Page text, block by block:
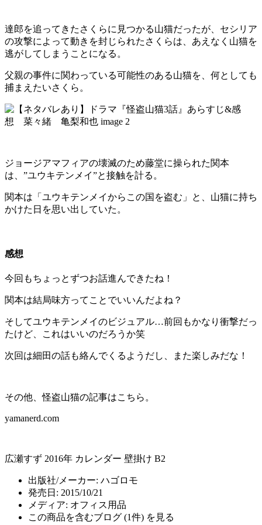
達郎を追ってきたさくらに見つかる山猫だったが、セシリア
の攻撃によって動きを封じられたさくらは、あえなく山猫を
逃がしてしまうことになる。
父親の事件に関わっている可能性のある山猫を、何としても
捕まえたいさくら。
ジョージアマフィアの壊滅のため藤堂に操られた関本
は、”ユウキテンメイ”と接触を計る。
関本は「ユウキテンメイからこの国を盗む」と、山猫に持ち
かけた日を思い出していた。
感想
今回もちょっとずつお話進んできたね！
関本は結局味方ってことでいいんだよね？
そしてユウキテンメイのビジュアル…前回もかなり衝撃だっ
たけど、これはいいのだろうか笑
次回は細田の話も絡んでくるようだし、また楽しみだな！
その他、怪盗山猫の記事はこちら。
yamanerd.com
広瀬すず 2016年 カレンダー 壁掛け B2
出版社/メーカー: ハゴロモ
発売日: 2015/10/21
メディア: オフィス用品
この商品を含むブログ (1件) を見る